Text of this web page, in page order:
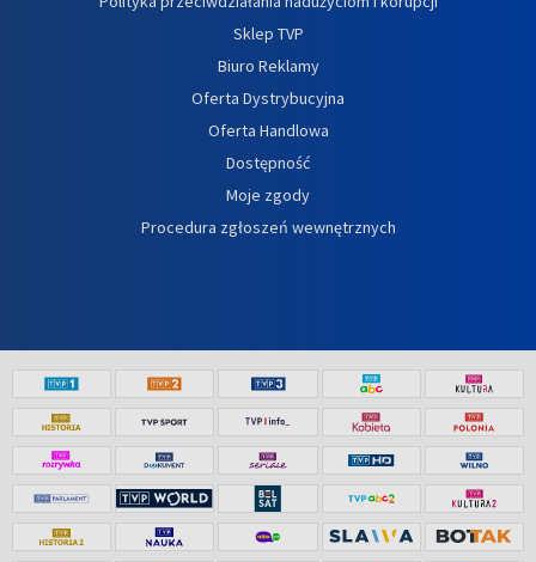
Sklep TVP
Biuro Reklamy
Oferta Dystrybucyjna
Oferta Handlowa
Dostępność
Moje zgody
Procedura zgłoszeń wewnętrznych